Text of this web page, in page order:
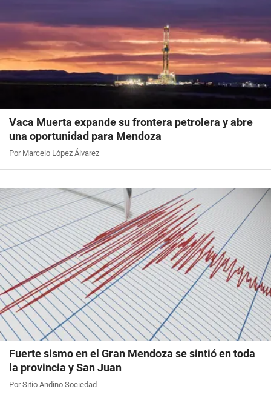
Vaca Muerta expande su frontera petrolera y abre
una oportunidad para Mendoza
Por Marcelo López Álvarez
Fuerte sismo en el Gran Mendoza se sintió en toda
la provincia y San Juan
Por Sitio Andino Sociedad